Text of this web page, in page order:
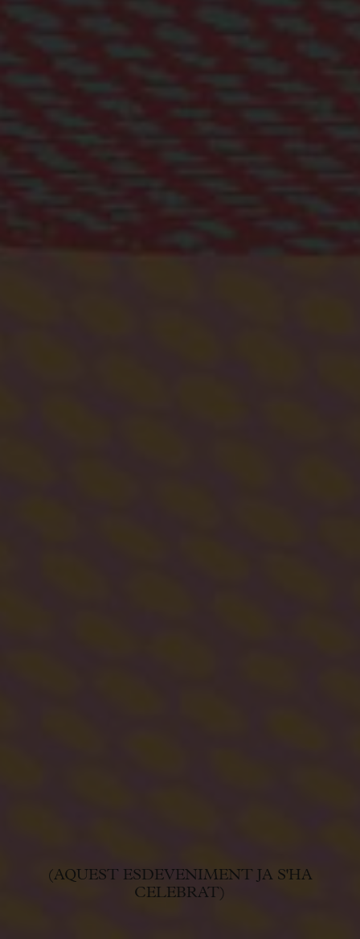
(AQUEST ESDEVENIMENT JA S'HA
CELEBRAT)